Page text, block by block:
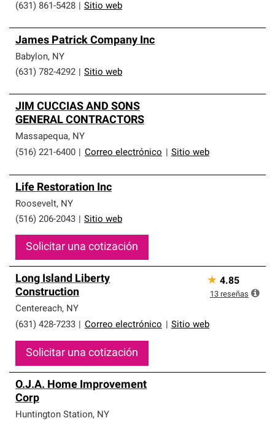
(631) 861-5428 Sitio web
James Patrick Company Inc
Babylon, NY
(631) 782-4292
Sitio web
JIM CUCCIAS AND SONS
GENERAL CONTRACTORS
Massapequa, NY
(516) 221-6400
Correo electrónico Sitio web
Life Restoration Inc
Roosevelt, NY
(516) 206-2043
Sitio web
Solicitar una cotización
Long Island Liberty
Construction
Centereach, NY
(631) 428-7233
Correo electrónico Sitio web
Solicitar una cotización
★ 4.85
13 reseñas
O.J.A. Home Improvement
Corp
Huntington Station, NY